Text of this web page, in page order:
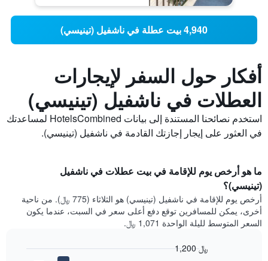
4,940 بيت عطلة في ناشفيل (تينيسي)
أفكار حول السفر لإيجارات
العطلات في ناشفيل (تينيسي)
استخدم نصائحنا المستندة إلى بيانات HotelsCombined لمساعدتك
في العثور على إيجار إجازتك القادمة في ناشفيل (تينيسي).
ما هو أرخص يوم للإقامة في بيت عطلات في ناشفيل
(تينيسي)؟
أرخص يوم للإقامة في ناشفيل (تينيسي) هو الثلاثاء (775 ﷼). من ناحية
أخرى، يمكن للمسافرين توقع دفع أعلى سعر في السبت، عندما يكون
السعر المتوسط لليلة الواحدة 1,071 ﷼.
1,200 ﷼